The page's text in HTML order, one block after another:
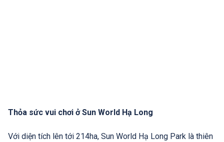
Thỏa sức vui chơi ở Sun World Hạ Long
Với diện tích lên tới 214ha, Sun World Hạ Long Park là thiên